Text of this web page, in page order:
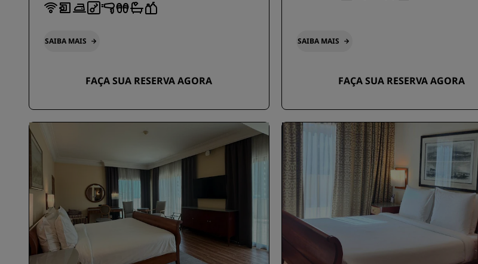
SAIBA MAIS
FAÇA SUA RESERVA AGORA
SAIBA MAIS
FAÇA SUA RESERVA AGORA